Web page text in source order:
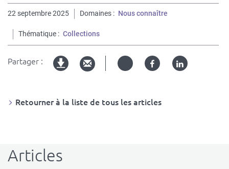
22 septembre 2025 Domaines Nous connaître
Thématique Collections
Partager : Twitter FacebookLinked
Retourner à la liste de tous les articles
Articles